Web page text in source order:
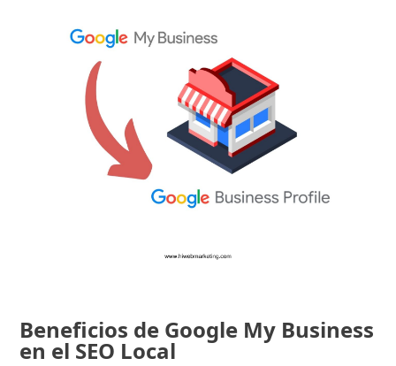
Beneficios de Google My Business
en el SEO Local